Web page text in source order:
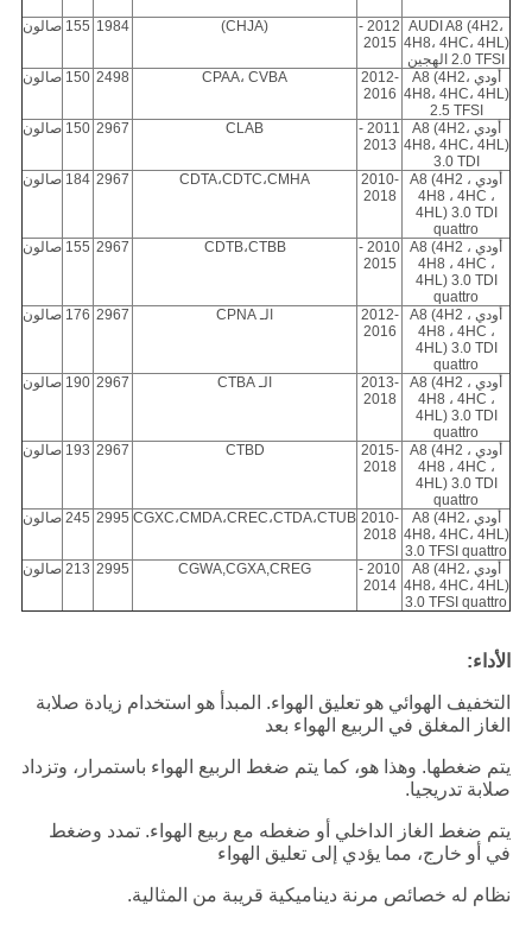
AUDI A8 (4H2،
4H8، 4HC، 4HL)
2.0 TFSI الهجين
2012 -
2015
(CHJA)
1984
155 صالون
أودي A8 (4H2،
4H8، 4HC، 4HL)
2.5 TFSI
2012-
2016
CPAA، CVBA 2498
150 صالون
أودي A8 (4H2،
4H8، 4HC، 4HL)
3.0 TDI
2011 -
2013
CLAB
2967
150 صالون
أودي A8 (4H2 ،
4H8 ، 4HC ،
4HL) 3.0 TDI
quattro
2010-
2018
CDTA،CDTC،CMHA 2967
184 صالون
أودي A8 (4H2 ،
4H8 ، 4HC ،
4HL) 3.0 TDI
quattro
2010 -
2015
CDTB،CTBB 2967
155 صالون
أودي A8 (4H2 ،
4H8 ، 4HC ،
4HL) 3.0 TDI
quattro
2012-
2016
الـ CPNA 2967
176 صالون
أودي A8 (4H2 ،
4H8 ، 4HC ،
4HL) 3.0 TDI
quattro
2013-
2018
الـ CTBA 2967
190 صالون
أودي A8 (4H2 ،
4H8 ، 4HC ،
4HL) 3.0 TDI
quattro
2015-
2018
CTBD
2967
193 صالون
أودي A8 (4H2،
4H8، 4HC، 4HL)
3.0 TFSI quattro
2010-
2018
CGXC،CMDA،CREC،CTDA،CTUB 2995
245 صالون
أودي A8 (4H2،
4H8، 4HC، 4HL)
3.0 TFSI quattro
2010 -
2014
CGWA,CGXA,CREG
2995
213 صالون
الأداء:
التخفيف الهوائي هو تعليق الهواء. المبدأ هو استخدام زيادة صلابة
الغاز المغلق في الربيع الهواء بعد
يتم ضغطها. وهذا هو، كما يتم ضغط الربيع الهواء باستمرار، وتزداد
صلابة تدريجيا.
يتم ضغط الغاز الداخلي أو ضغطه مع ربيع الهواء. تمدد وضغط
في أو خارج، مما يؤدي إلى تعليق الهواء
نظام له خصائص مرنة ديناميكية قريبة من المثالية.